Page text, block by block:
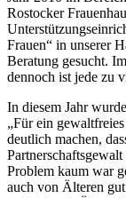
Rostocker
Frauen“ in unserer
Beratung gesucht.
dennoch ist jede zu
In diesem Jahr
„Für ein
deutlich machen,
Problem kaum war
auch von Älteren